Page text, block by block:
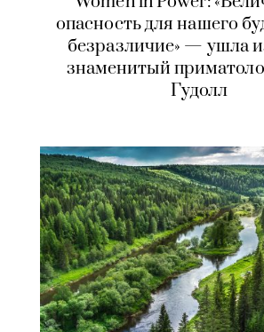
опасность для нашего
безразличие» — ушла
знаменитый
Гудолл